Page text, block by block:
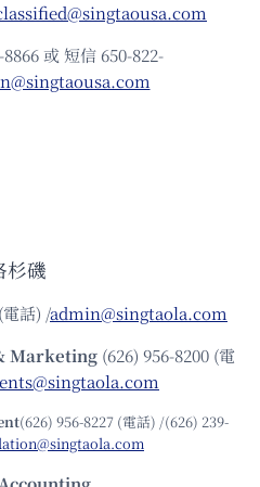
8866 或 短信 650-822-
杉磯
話) /admin@singtaola.com
Marketing (626) 956-8200 (電
(626) 956-8227 (電話) /(626) 239-